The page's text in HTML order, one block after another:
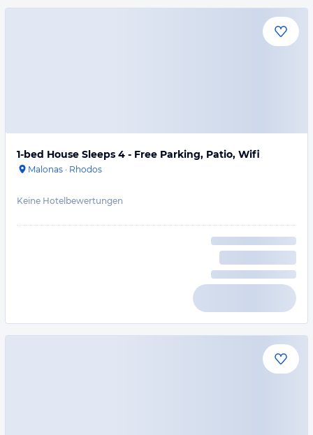
1-bed House Sleeps 4 - Free Parking, Patio, Wifi
Malonas · Rhodos
Keine Hotelbewertungen